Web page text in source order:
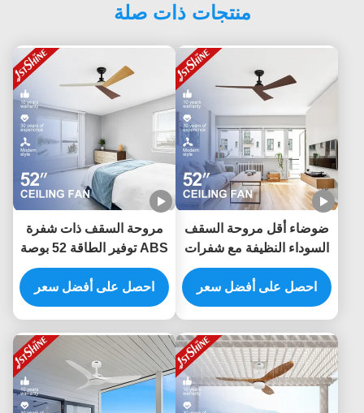
منتجات ذات صلة
ضوضاء أقل مروحة السقف
السوداء النظيفة مع شفرات
الحبوب الخشبية الداكنة ونوع
مفتاح التحكم عن بعد
احصل على أفضل سعر
مروحة السقف ذات شفرة
ABS توفير الطاقة 52 بوصة
مع التحكم الذكي APP
والتحكم عن بعد
احصل على أفضل سعر